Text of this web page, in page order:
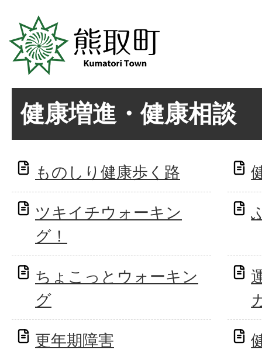
健康増進・健康相談
ものしり健康歩く路
ツキイチウォーキン
グ！
ちょこっとウォーキン
グ
更年期障害